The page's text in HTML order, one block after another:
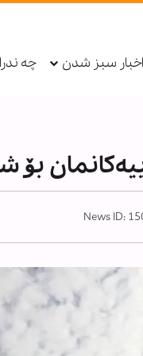
اخبار سبز شدن چه
News ID: